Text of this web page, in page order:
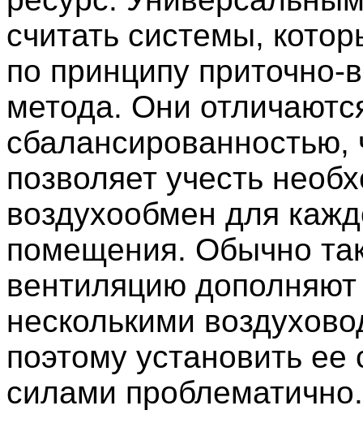
считать системы,
по принципу приточно-
метода. Они
сбалансированностью,
позволяет учесть
воздухообмен для
помещения. Обычно
вентиляцию дополняют
несколькими
поэтому установить ее
силами проблематично.